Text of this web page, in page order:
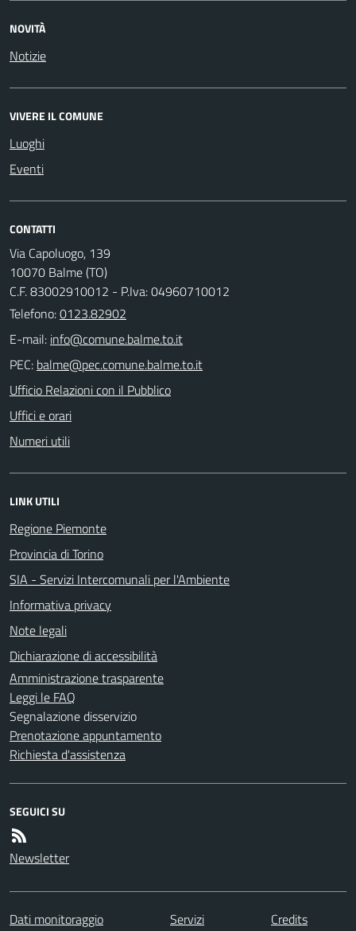
NOVITÀ
Notizie
VIVERE IL COMUNE
Luoghi
Eventi
CONTATTI
Via Capoluogo, 139
10070 Balme (TO)
C.F. 83002910012 - P.Iva: 04960710012
Telefono:0123.82902
E-mail:
PEC:
Ufficio Relazioni con il Pubblico
Uffici e orari
Numeri utili
LINK UTILI
Regione Piemonte
Provincia di Torino
SIA - Servizi Intercomunali per l'Ambiente
Informativa privacy
Note legali
Dichiarazione di accessibilità
Amministrazione trasparente
Leggi le FAQ
Segnalazione disservizio
Prenotazione appuntamento
Richiesta d'assistenza
SEGUICI SU
Newsletter
Dati monitoraggio Servizi
Credits